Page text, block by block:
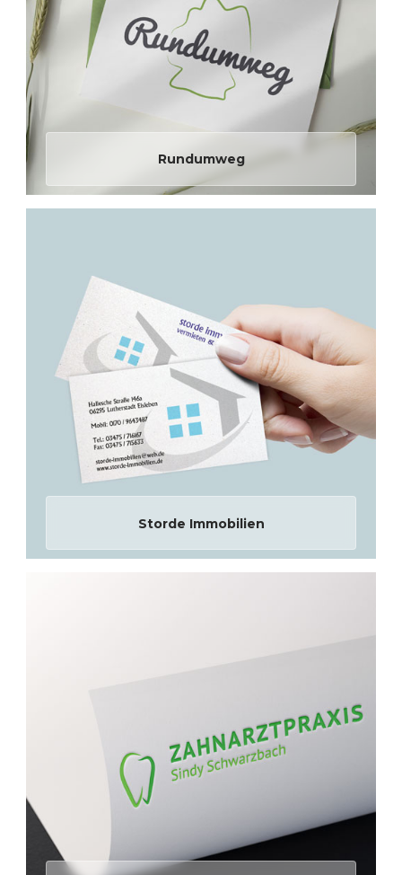
Rundumweg
Storde Immobilien